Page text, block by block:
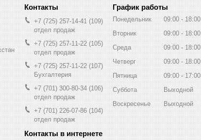
+7 (725) 257-14-41
109
отдел продаж
+7 (725) 257-11-22 105
отдел продаж
+7 (725) 257-11-22 107
Бухгалтерия
+7 (701) 300-80-34 106
отдел продаж
+7 (701) 226-07-86 104
отдел продаж
График работы
Понедельник 09:00 18:00
Вторник
09:00 18:00
Среда
09:00 18:00
Четверг
09:00 18:00
Пятница
09:00
17:00
Суббота
Выходной
Воскресенье
Выходной